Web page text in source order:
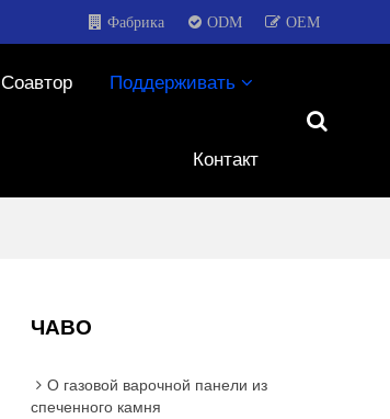
Фабрика ODM OEM
Соавтор Поддерживать
Контакт
ЧАВО
О газовой варочной панели из
спеченного камня